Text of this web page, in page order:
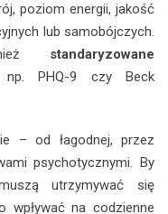
poziom energii, jakość
lub samobójczych.
standaryzowane
PHQ-9 czy Beck
– od łagodnej, przez
psychotycznymi. By
utrzymywać się
wpływać na codzienne